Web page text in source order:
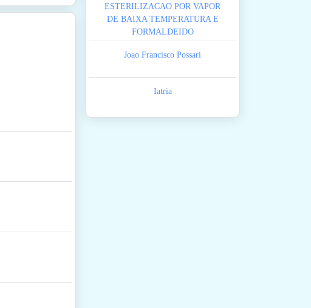
ESTERILIZACAO POR VAPOR
DE BAIXA TEMPERATURA E
FORMALDEIDO
Joao Francisco Possari
Iatria